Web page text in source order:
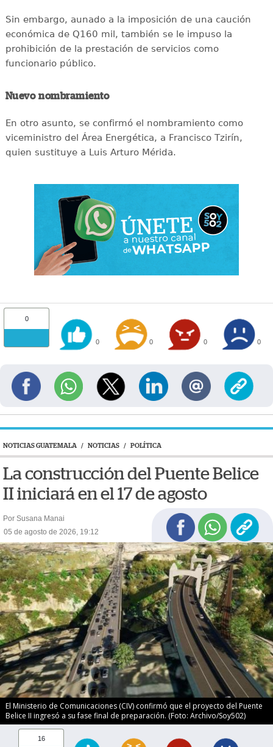
Sin embargo, aunado a la imposición de una caución
económica de Q160 mil, también se le impuso la
prohibición de la prestación de servicios como
funcionario público.
Nuevo nombramiento
En otro asunto, se confirmó el nombramiento como
viceministro del Área Energética, a Francisco Tzirín,
quien sustituye a Luis Arturo Mérida.
0
0 0 0 0
NOTICIAS GUATEMALA / NOTICIAS / POLÍTICA
La construcción del Puente Belice
II iniciará en el 17 de agosto
Por Susana Manai
05 de agosto de 2026, 19:12
El Ministerio de Comunicaciones (CIV) confirmó que el proyecto del Puente
Belice II ingresó a su fase final de preparación. (Foto: Archivo/Soy502)
16